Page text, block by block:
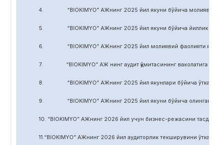
4. “BIOKIMYO” АЖнинг 2025 йил якуни бўйича молиявий-
5. “BIOKIMYO” АЖнинг 2025 йил якуни бўйича йиллик
6. “BIOKIMYO” АЖнинг 2025 йил молиявий фаолияти якуни
7. “BIOKIMYO” АЖ нинг аудит қўмитасининг ваколатига
8. “BIOKIMYO” АЖнинг 2025 йил якунлари бўйича
9. “BIOKIMYO” АЖнинг 2025 йил якуни бўйича олинган соф
10. “BIOKIMYO” АЖнинг 2026 йил учун бизнес-режасини
11.“BIOKIMYO” АЖнинг 2026 йил аудиторлик текширувини